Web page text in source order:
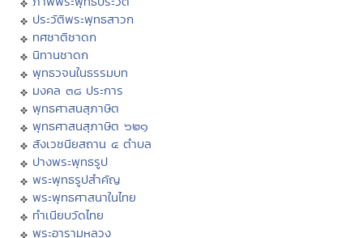
ประวัติพระพุทธสาวก
ทศชาติชาดก
นิทานชาดก
พุทธวจนในธรรมบท
มงคล ๓๘ ประการ
พุทธศาสนสุภาษิต
พุทธศาสนสุภาษิต ๖๒๑
สังเวชนียสถาน ๔ ตำบล
ปางพระพุทธรูป
พระพุทธรูปสำคัญ
พระพุทธศาสนาในไทย
ทำเนียบวัดไทย
พระอารามหลวง